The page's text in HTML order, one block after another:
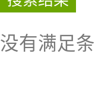
没有满足